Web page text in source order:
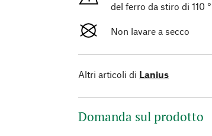
del ferro da stiro di 110
Non lavare a secco
Altri articoli di Lanius
Domanda sul prodotto